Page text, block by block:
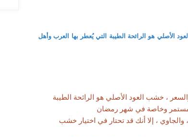
الأصلي هو الرائحة الطيبة التي يُعطر بها العرب وأهل
، خشب العود الأصلي هو الرائحة الطيبة
ومستمر وخاصة في شهر رمضان
، إلا أنك قد تحتار في اختيار خشب